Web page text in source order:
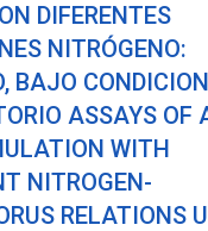
DIFERENTES
NITRÓGENO:
BAJO
ASSAYS OF
WITH
NITROGEN-
RELATIONS